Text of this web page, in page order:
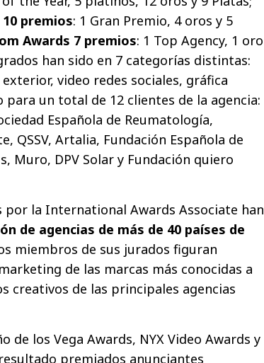
premios: 1 Gran Premio, 4 oros y 5
Awards 7 premios: 1 Top Agency, 1 oro
han sido en 7 categorías distintas:
video redes sociales, gráfica
un total de 12 clientes de la agencia:
Española de Reumatología,
QSSV, Artalia, Fundación Española de
Muro, DPV Solar y Fundación quiero
por la International Awards Associate han
de agencias de más de 40 países de
miembros de sus jurados figuran
de las marcas más conocidas a
creativos de las principales agencias
de los Vega Awards, NYX Video Awards y
premiados anunciantes